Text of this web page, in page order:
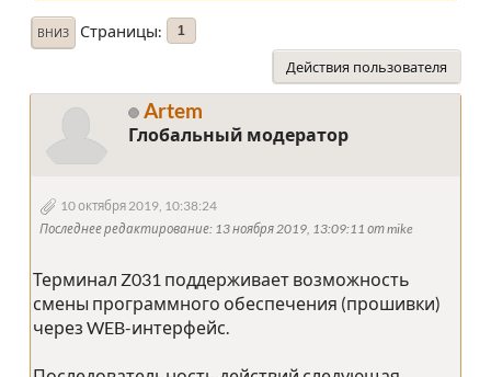
ВНИЗ Страницы 1
Действия пользователя
Artem
Глобальный модератор
10 октября 2019, 10:38:24
Последнее редактирование: 13 ноября 2019, 13:09:11 от mike
Терминал Z031 поддерживает возможность
смены программного обеспечения (прошивки)
через WEB-интерфейс.